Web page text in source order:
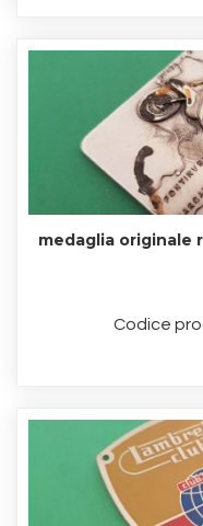
medaglia originale
Codice